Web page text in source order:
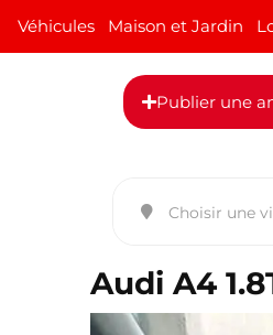
Véhicules Maison et Jardin
Publier une
Audi A4